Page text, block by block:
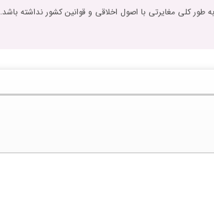
طور کلی مغایرتی با اصول اخلاقی و قوانین کشور نداشته باشد.